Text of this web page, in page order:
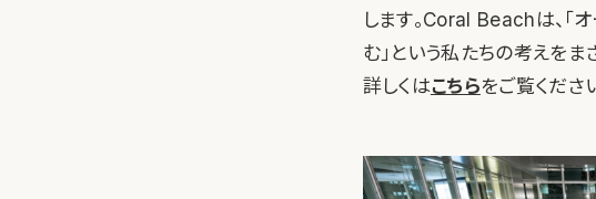
します。Coral Beachは、「
む」という私たちの考えを
詳しくはこちらをご覧くださ